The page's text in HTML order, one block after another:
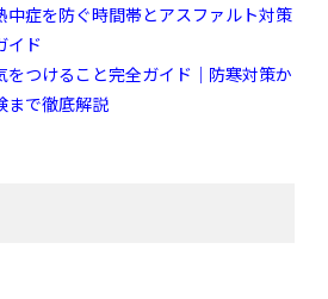
中症を防ぐ時間帯とアスファルト対策
イド
をつけること完全ガイド｜防寒対策か
まで徹底解説